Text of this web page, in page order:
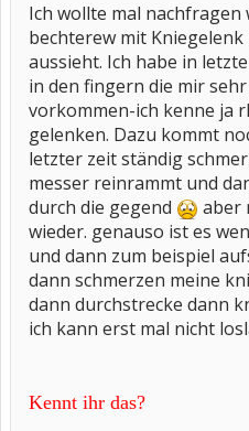
Ich wollte mal nachfragen
bechterew mit
aussieht. Ich habe in
in den fingern die mir
vorkommen-ich kenne ja
gelenken. Dazu kommt
letzter zeit ständig
messer reinrammt und
durch die gegend
aber
wieder. genauso ist es
und dann zum beispiel
dann schmerzen meine
dann durchstrecke dann
ich kann erst mal nicht
Kennt ihr das?